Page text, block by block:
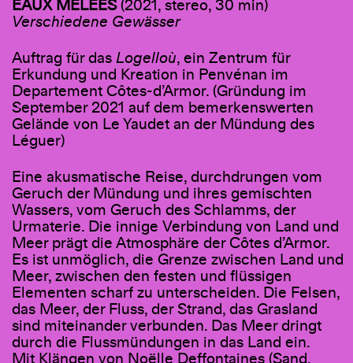
EAUX MÊLÉES(2021, stereo, 30 min)
Verschiedene Gewässer
Auftrag für das Logelloù, ein Zentrum für
Erkundung und Kreation in Penvénan im
Departement Côtes-d’Armor. (Gründung im
September 2021 auf dem bemerkenswerten
Gelände von Le Yaudet an der Mündung des
Léguer)
Eine akusmatische Reise, durchdrungen vom
Geruch der Mündung und ihres gemischten
Wassers, vom Geruch des Schlamms, der
Urmaterie. Die innige Verbindung von Land und
Meer prägt die Atmosphäre der Côtes d’Armor.
Es ist unmöglich, die Grenze zwischen Land und
Meer, zwischen den festen und flüssigen
Elementen scharf zu unterscheiden. Die Felsen,
das Meer, der Fluss, der Strand, das Grasland
sind miteinander verbunden. Das Meer dringt
durch die Flussmündungen in das Land ein.